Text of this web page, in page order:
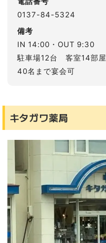
0137-84-5324
備考
IN 14:00・OUT 9:30
駐車場12台 客室14部屋
40名まで宴会可
キタガワ薬局